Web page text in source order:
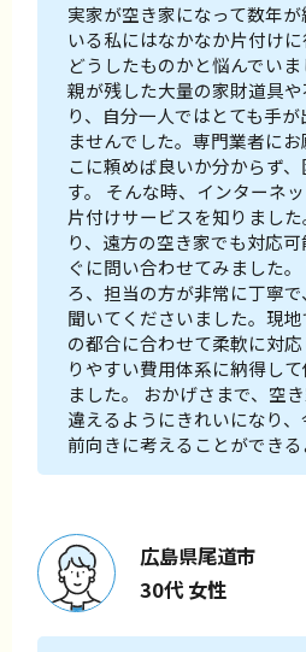
実家が空き家になって数年
いる私にはなかなか片付けに
どうしたものかと悩んでい
親が残した大量の家財道具
り、自分一人ではとても手
ませんでした。専門業者に
こに頼めば良いか分からず
す。 そんな時、インターネ
片付けサービスを知りまし
り、遠方の空き家でも対応
ぐに問い合わせてみました
ろ、担当の方が非常に丁寧
聞いてくださいました。現
の都合に合わせて柔軟に対
りやすい費用体系に納得し
ました。 おかげさまで、空
違えるようにきれいになり
前向きに考えることができる
広島県尾道市
30代 女性